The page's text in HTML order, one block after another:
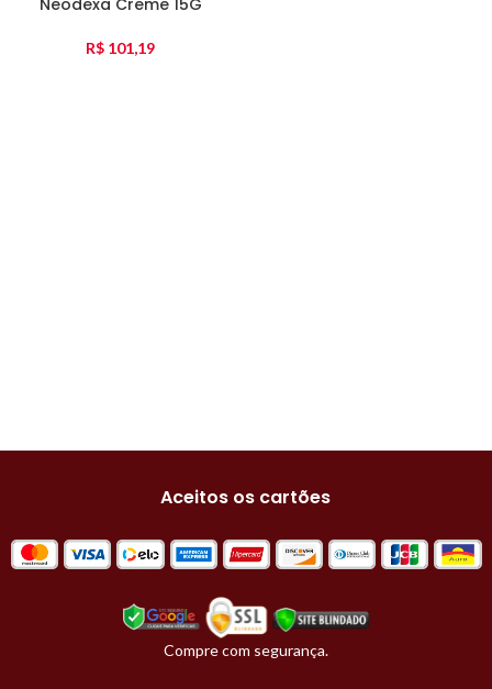
Neodexa Creme 15G
R$ 101,19
Aceitos os cartões
Compre com segurança.